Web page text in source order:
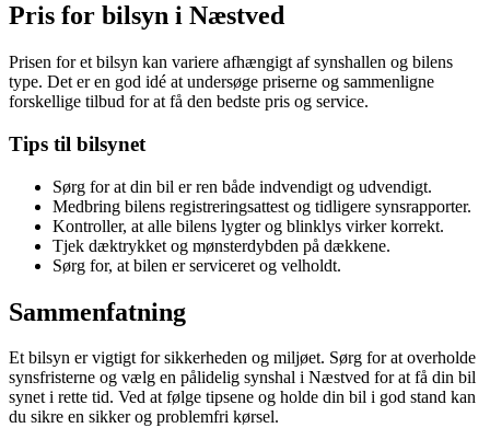
Pris for bilsyn i Næstved
Prisen for et bilsyn kan variere afhængigt af synshallen og bilens
type. Det er en god idé at undersøge priserne og sammenligne
forskellige tilbud for at få den bedste pris og service.
Tips til bilsynet
Sørg for at din bil er ren både indvendigt og udvendigt.
Medbring bilens registreringsattest og tidligere synsrapporter.
Kontroller, at alle bilens lygter og blinklys virker korrekt.
Tjek dæktrykket og mønsterdybden på dækkene.
Sørg for, at bilen er serviceret og velholdt.
Sammenfatning
Et bilsyn er vigtigt for sikkerheden og miljøet. Sørg for at overholde
synsfristerne og vælg en pålidelig synshal i Næstved for at få din bil
synet i rette tid. Ved at følge tipsene og holde din bil i god stand kan
du sikre en sikker og problemfri kørsel.